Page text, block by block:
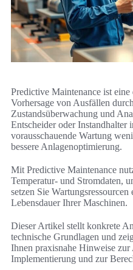
Predictive Maintenance ist
Vorhersage von Ausfällen
Zustandsüberwachung und
Entscheider oder Instandhalter
vorausschauende Wartung
bessere Anlagenoptimierung.
Mit Predictive Maintenance
Temperatur- und Stromdaten,
setzen Sie
Lebensdauer Ihrer Maschinen.
Dieser Artikel stellt konkrete
technische Grundlagen und
Ihnen praxisnahe Hinweise
Implementierung und zur